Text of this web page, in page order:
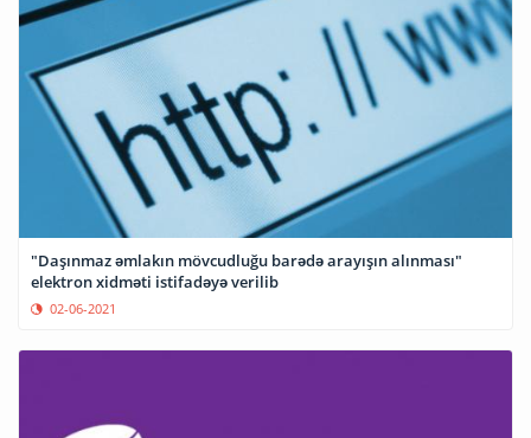
"Daşınmaz əmlakın mövcudluğu barədə arayışın alınması"
elektron xidməti istifadəyə verilib
02-06-2021